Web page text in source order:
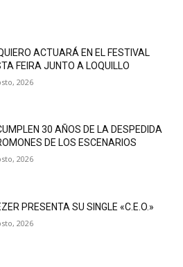
ACTUARÁ EN EL FESTIVAL
FEIRA JUNTO A LOQUILLO
2026
30 AÑOS DE LA DESPEDIDA
DE LOS ESCENARIOS
2026
PRESENTA SU SINGLE «C.E.O.»
2026